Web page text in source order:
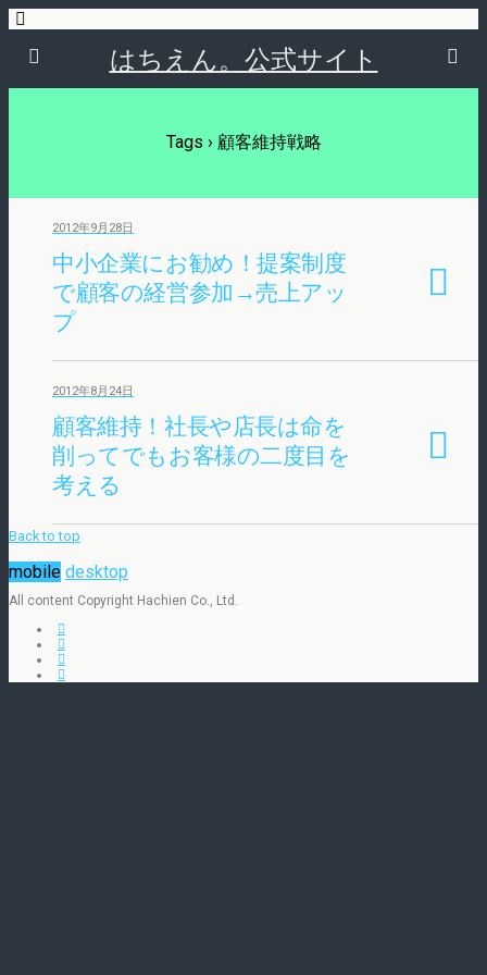
はちえん。公式サイト
Tags › 顧客維持戦略
2012年9月28日
中小企業にお勧め！提案制度
で顧客の経営参加→売上アッ
プ
2012年8月24日
顧客維持！社長や店長は命を
削ってでもお客様の二度目を
考える
Back to top
mobile desktop
All content Copyright Hachien Co., Ltd.